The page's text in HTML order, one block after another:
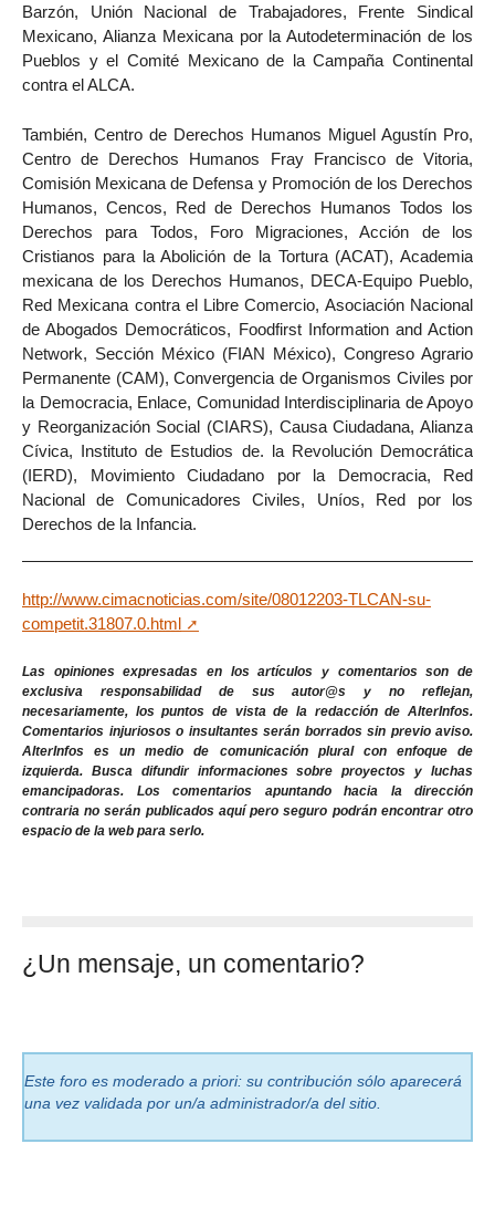
Barzón, Unión Nacional de Trabajadores, Frente Sindical
Mexicano, Alianza Mexicana por la Autodeterminación de los
Pueblos y el Comité Mexicano de la Campaña Continental
contra el ALCA.
También, Centro de Derechos Humanos Miguel Agustín Pro,
Centro de Derechos Humanos Fray Francisco de Vitoria,
Comisión Mexicana de Defensa y Promoción de los Derechos
Humanos, Cencos, Red de Derechos Humanos Todos los
Derechos para Todos, Foro Migraciones, Acción de los
Cristianos para la Abolición de la Tortura (ACAT), Academia
mexicana de los Derechos Humanos, DECA-Equipo Pueblo,
Red Mexicana contra el Libre Comercio, Asociación Nacional
de Abogados Democráticos, Foodfirst Information and Action
Network, Sección México (FIAN México), Congreso Agrario
Permanente (CAM), Convergencia de Organismos Civiles por
la Democracia, Enlace, Comunidad Interdisciplinaria de Apoyo
y Reorganización Social (CIARS), Causa Ciudadana, Alianza
Cívica, Instituto de Estudios de. la Revolución Democrática
(IERD), Movimiento Ciudadano por la Democracia, Red
Nacional de Comunicadores Civiles, Uníos, Red por los
Derechos de la Infancia.
http://www.cimacnoticias.com/site/08012203-TLCAN-su-
competit.31807.0.html
Las opiniones expresadas en los artículos y comentarios son de
exclusiva responsabilidad de sus autor@s y no reflejan,
necesariamente, los puntos de vista de la redacción de AlterInfos.
Comentarios injuriosos o insultantes serán borrados sin previo aviso.
AlterInfos es un medio de comunicación plural con enfoque de
izquierda. Busca difundir informaciones sobre proyectos y luchas
emancipadoras. Los comentarios apuntando hacia la dirección
contraria no serán publicados aquí pero seguro podrán encontrar otro
espacio de la web para serlo.
¿Un mensaje, un comentario?
Este foro es moderado a priori: su contribución sólo aparecerá
una vez validada por un/a administrador/a del sitio.